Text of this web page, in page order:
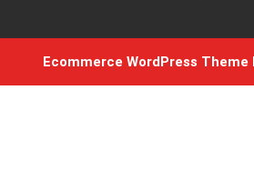
Ecommerce WordPress Theme